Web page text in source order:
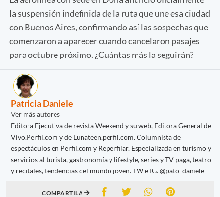
la suspensión indefinida de la ruta que une esa ciudad
con Buenos Aires, confirmando así las sospechas que
comenzaron a aparecer cuando cancelaron pasajes
para octubre próximo. ¿Cuántas más la seguirán?
Patricia Daniele
Ver más autores
Editora Ejecutiva de revista Weekend y su web, Editora General de
Vivo.Perfil.com y de Lunateen.perfil.com. Columnista de
espectáculos en Perfil.com y Reperfilar. Especializada en turismo y
servicios al turista, gastronomía y lifestyle, series y TV paga, teatro
y recitales, tendencias del mundo joven. TW e IG. @pato_daniele
COMPARTILA